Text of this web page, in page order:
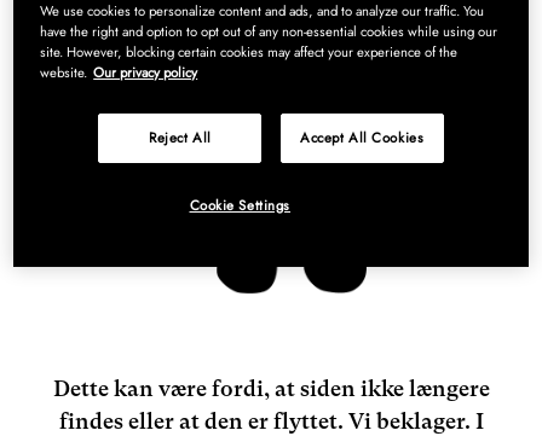
Dette kan være fordi, at siden ikke længere
findes eller at den er flyttet. Vi beklager. I
We use cookies to personalize content and ads, and to analyze our traffic. You
have the right and option to opt out of any non-essential cookies while using our
site. However, blocking certain cookies may affect your experience of the
website. Our privacy policy
Reject All Accept All Cookies
Cookie Settings